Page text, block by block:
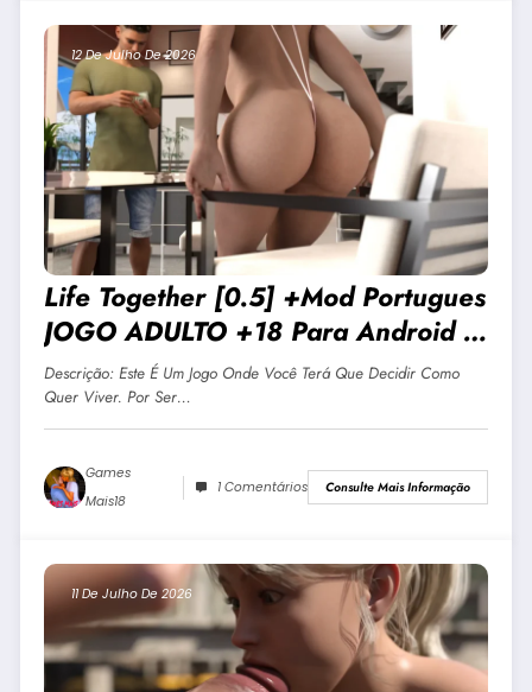
12 De Julho De 2026
Life Together [0.5] +Mod Portugues
JOGO ADULTO +18 Para Android E
PC
Descrição: Este É Um Jogo Onde Você Terá Que Decidir Como
Quer Viver. Por Ser…
Games
Mais18
1 Comentários Consulte Mais Informação
11 De Julho De 2026